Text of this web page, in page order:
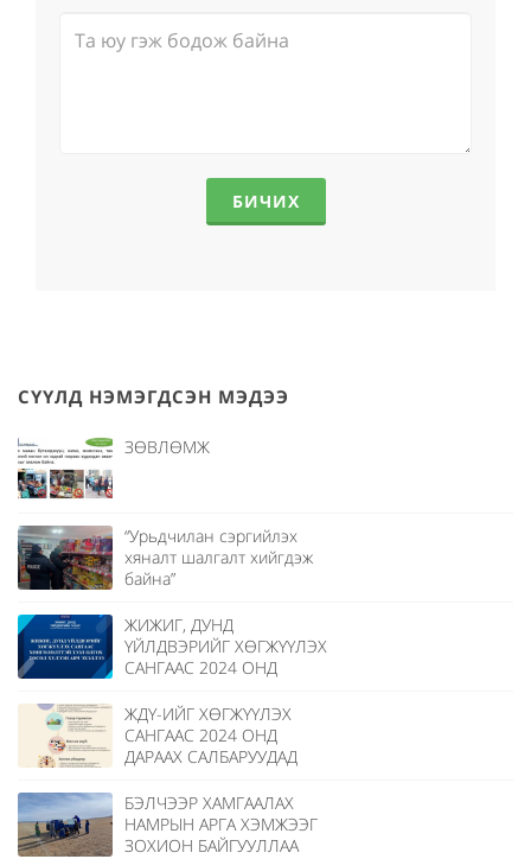
БИЧИХ
СҮҮЛД НЭМЭГДСЭН МЭДЭЭ
ЗӨВЛӨМЖ
“Урьдчилан сэргийлэх
хяналт шалгалт хийгдэж
байна”
ЖИЖИГ, ДУНД
ҮЙЛДВЭРИЙГ ХӨГЖҮҮЛЭХ
САНГААС 2024 ОНД
ОЛГОХ ТӨСЛИЙН
МАТЕРИАЛЫГ ХҮЛЭЭН
АВЧ ЭХЭЛЛЭЭ
ЖДҮ-ИЙГ ХӨГЖҮҮЛЭХ
САНГААС 2024 ОНД
ДАРААХ САЛБАРУУДАД
ОЛГОНО
БЭЛЧЭЭР ХАМГААЛАХ
НАМРЫН АРГА ХЭМЖЭЭГ
ЗОХИОН БАЙГУУЛЛАА